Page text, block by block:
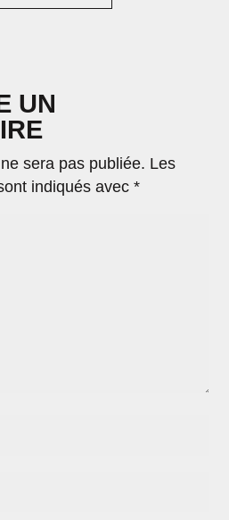
UN
sera pas publiée. Les
indiqués avec*